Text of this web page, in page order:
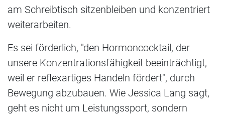
am Schreibtisch sitzenbleiben und konzentriert
weiterarbeiten.
Es sei förderlich, "den Hormoncocktail, der
unsere Konzentrationsfähigkeit beeinträchtigt,
weil er reflexartiges Handeln fördert", durch
Bewegung abzubauen. Wie Jessica Lang sagt,
geht es nicht um Leistungssport, sondern